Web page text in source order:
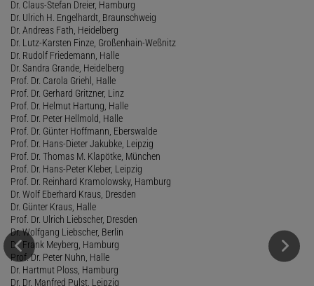
Dr. Claus-Stefan Dreier, Hamburg
Dr. Ulrich H. Engelhardt, Braunschweig
Dr. Andreas Fath, Heidelberg
Dr. Lutz-Karsten Finze, Großenhain-Weßnitz
Dr. Rudolf Friedemann, Halle
Dr. Sandra Grande, Heidelberg
Prof. Dr. Carola Griehl, Halle
Prof. Dr. Gerhard Gritzner, Linz
Prof. Dr. Helmut Hartung, Halle
Prof. Dr. Peter Hellmold, Halle
Prof. Dr. Günter Hoffmann, Eberswalde
Prof. Dr. Hans-Dieter Jakubke, Leipzig
Prof. Dr. Thomas M. Klapötke, München
Prof. Dr. Hans-Peter Kleber, Leipzig
Prof. Dr. Reinhard Kramolowsky, Hamburg
Dr. Wolf Eberhard Kraus, Dresden
Dr. Günter Kraus, Halle
Prof. Dr. Ulrich Liebscher, Dresden
Dr. Wolfgang Liebscher, Berlin
Dr. Frank Meyberg, Hamburg
Prof. Dr. Peter Nuhn, Halle
Dr. Hartmut Ploss, Hamburg
Dr. Dr. Manfred Pulst, Leipzig